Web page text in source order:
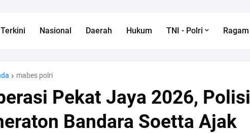
Nasional Daerah Hukum TNI - Polri Ragam
mabes polri
Pekat Jaya 2026, Polisi
Bandara Soetta Ajak